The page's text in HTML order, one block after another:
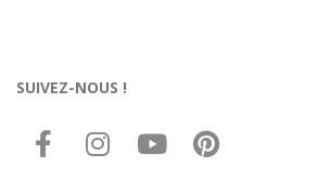
SUIVEZ-NOUS !